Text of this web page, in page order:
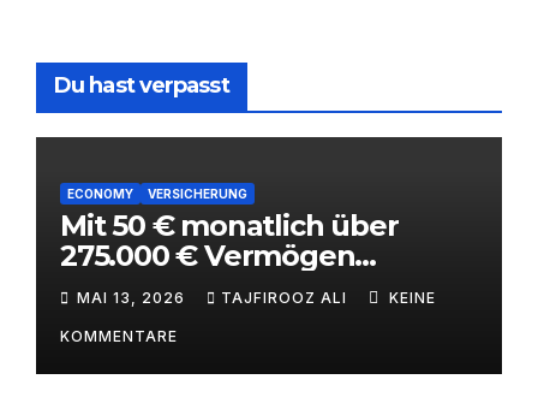
Du hast verpasst
ECONOMY VERSICHERUNG
Mit 50 € monatlich über
275.000 € Vermögen
aufbauen – ETF-
Kinderstrategie mit
Steuervorteilen 2026
MAI 13, 2026 TAJFIROOZ ALI KEINE
KOMMENTARE